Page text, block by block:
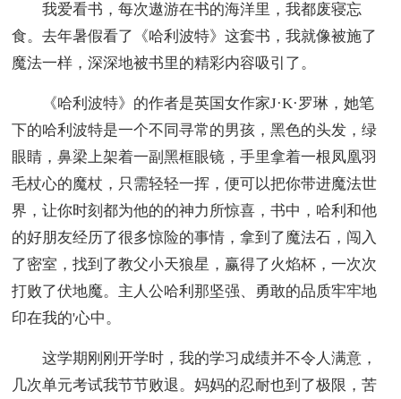
我爱看书，每次遨游在书的海洋里，我都废寝忘
食。去年暑假看了《哈利波特》这套书，我就像被施了
魔法一样，深深地被书里的精彩内容吸引了。
《哈利波特》的作者是英国女作家J·K·罗琳，她笔
下的哈利波特是一个不同寻常的男孩，黑色的头发，绿
眼睛，鼻梁上架着一副黑框眼镜，手里拿着一根凤凰羽
毛杖心的魔杖，只需轻轻一挥，便可以把你带进魔法世
界，让你时刻都为他的的神力所惊喜，书中，哈利和他
的好朋友经历了很多惊险的事情，拿到了魔法石，闯入
了密室，找到了教父小天狼星，赢得了火焰杯，一次次
打败了伏地魔。主人公哈利那坚强、勇敢的品质牢牢地
印在我的'心中。
这学期刚刚开学时，我的学习成绩并不令人满意，
几次单元考试我节节败退。妈妈的忍耐也到了极限，苦